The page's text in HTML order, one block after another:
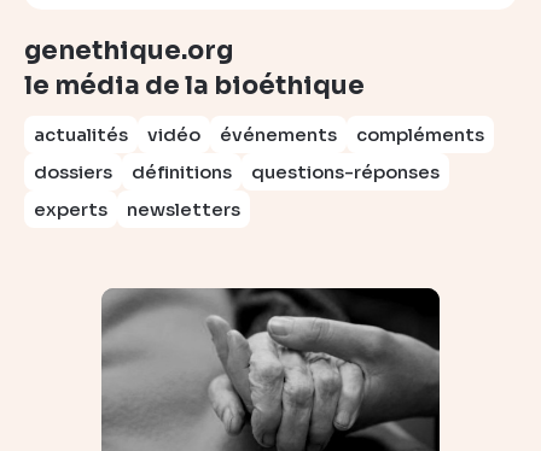
genethique.org
le média de la bioéthique
actualités vidéo événements
compléments
dossiers
définitions
questions-réponses
experts
newsletters